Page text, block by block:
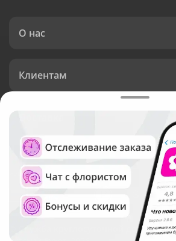
О нас
Клиентам
Язык интерфейса: Валюта:
Служба круглосуточной доставки